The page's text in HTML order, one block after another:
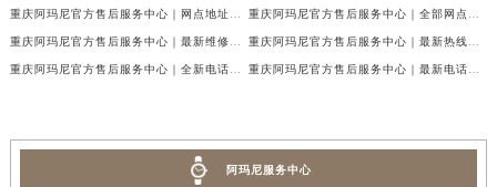
重庆阿玛尼官方售后服务中心｜网点地址与热线权威信息公示（2026年7月最新） 重庆阿玛尼官方售后服务中心｜全部网点地址电话权威信息公示（2026年7月最新）
重庆阿玛尼官方售后服务中心｜最新维修地址及官方电话权威信息公示（2026年7月最新） 重庆阿玛尼官方售后服务中心｜最新热线电话与地址权威信息公示（2026年7月最新）
重庆阿玛尼官方售后服务中心｜全新电话和网点地址权威信息公示（2026年7月最新） 重庆阿玛尼官方售后服务中心｜最新电话和维修地址权威信息公示（2026年7月最新）
阿玛尼服务中心